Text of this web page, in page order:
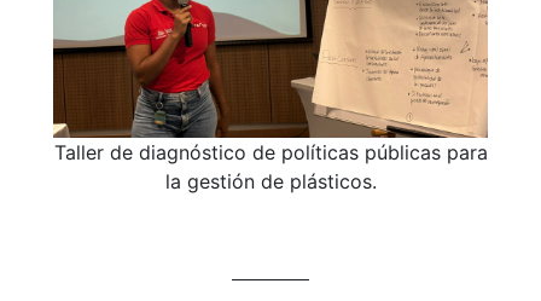
Taller de diagnóstico de políticas públicas para
la gestión de plásticos.
————